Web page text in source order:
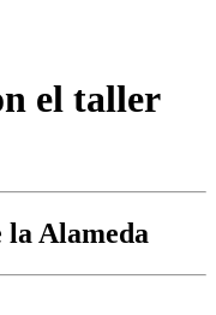
el taller
la Alameda